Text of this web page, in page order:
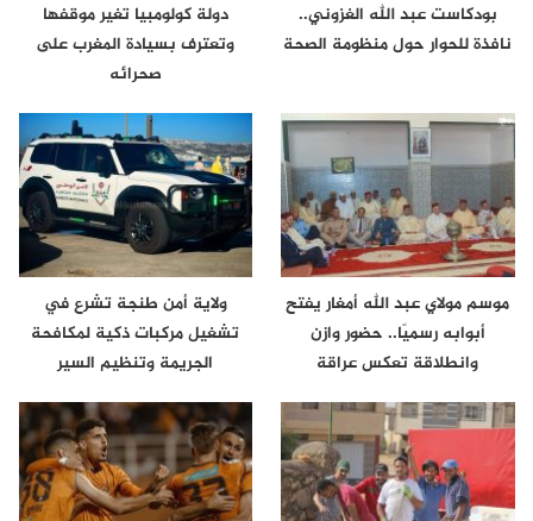
بودكاست عبد الله الغزوني..
نافذة للحوار حول منظومة الصحة
دولة كولومبيا تغير موقفها
وتعترف بسيادة المغرب على
صحرائه
موسم مولاي عبد الله أمغار يفتح
أبوابه رسميًا.. حضور وازن
وانطلاقة تعكس عراقة
ولاية أمن طنجة تشرع في
تشغيل مركبات ذكية لمكافحة
الجريمة وتنظيم السير